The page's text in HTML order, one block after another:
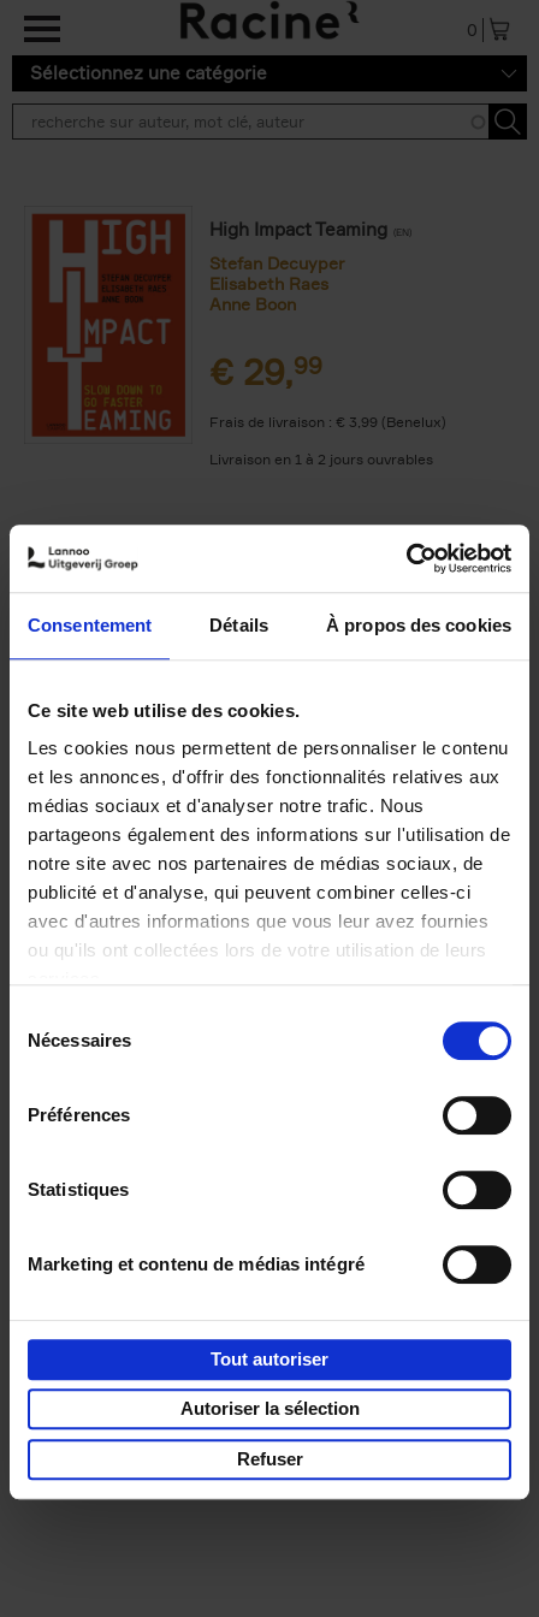
Consentement Détails À propos des cookies
Ce site web utilise des cookies.
Les cookies nous permettent de personnaliser le contenu
et les annonces, d'offrir des fonctionnalités relatives aux
médias sociaux et d'analyser notre trafic. Nous
partageons également des informations sur l'utilisation de
notre site avec nos partenaires de médias sociaux, de
publicité et d'analyse, qui peuvent combiner celles-ci
avec d'autres informations que vous leur avez fournies
ou qu'ils ont collectées lors de votre utilisation de leurs
Nécessaires
Préférences
Statistiques
Marketing et contenu de médias intégré
Tout autoriser
Autoriser la sélection
Refuser
Aller au contenu principal
0
Sélectionnez une catégorie
High Impact Teaming (EN)
Stefan Decuyper
Elisabeth Raes
Anne Boon
€ 29,99
Frais de livraison : € 3,99 (Benelux)
Livraison en 1 à 2 jours ouvrables
9789401469975.PDF
9789401469975.PDF
Ajouter au panier
Disponibilité : Disponible
E-book
Product details
Tous les prix s’entendent tva compris.